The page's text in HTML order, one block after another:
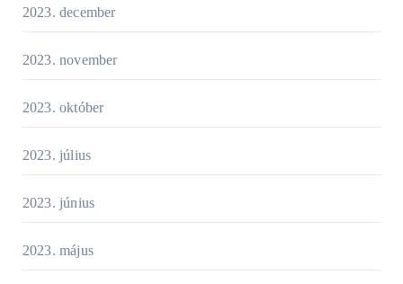
2023. december
2023. november
2023. október
2023. július
2023. június
2023. május